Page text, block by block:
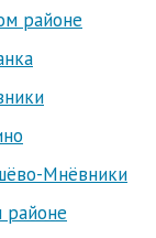
районе
Мнёвники